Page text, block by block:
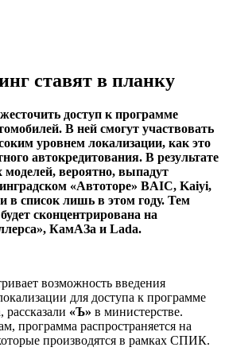
ставят в планку
доступ к программе
В ней смогут участвовать
уровнем локализации, как это
автокредитования. В результате
моделей, вероятно, выпадут
«Автоторе» BAIC, Kaiyi,
в список лишь в этом году. Тем
сконцентрирована на
КамАЗа и Lada.
возможность введения
для доступа к программе
рассказали «Ъ» в министерстве.
программа распространяется на
производятся в рамках СПИК.